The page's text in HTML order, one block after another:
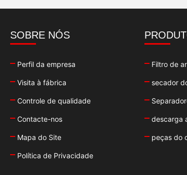
SOBRE NÓS
Perfil da empresa
Visita à fábrica
Controle de qualidade
Contacte-nos
Mapa do Site
Política de Privacidade
Filtro de
secador
descarga
peças do